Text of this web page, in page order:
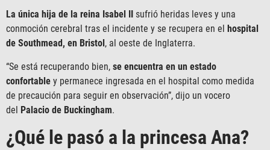
La única hija de la reina Isabel II
sufrió heridas leves y una
conmoción cerebral tras el incidente y se recupera en el
hospital
de Southmead, en Bristol , al oeste de Inglaterra.
“Se está recuperando bien, se encuentra en un estado
confortable y permanece ingresada en el hospital como medida
de precaución para seguir en observación”, dijo un vocero
del Palacio de Buckingham.
¿Qué le pasó a la princesa Ana?